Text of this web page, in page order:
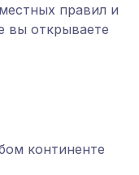
правил и
вы открываете
континенте